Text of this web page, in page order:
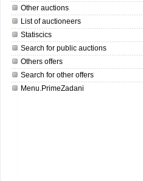
Other auctions
List of auctioneers
Statiscics
Search for public auctions
Others offers
Search for other offers
Menu.PrimeZadani